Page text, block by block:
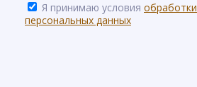
Я принимаю условия обработки
персональных данных